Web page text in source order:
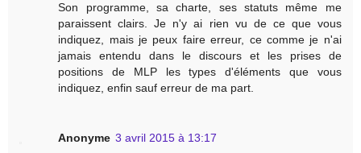
Son programme, sa charte, ses statuts même me
paraissent clairs. Je n'y ai rien vu de ce que vous
indiquez, mais je peux faire erreur, ce comme je n'ai
jamais entendu dans le discours et les prises de
positions de MLP les types d'éléments que vous
indiquez, enfin sauf erreur de ma part.
Anonyme 3 avril 2015 à 13:17